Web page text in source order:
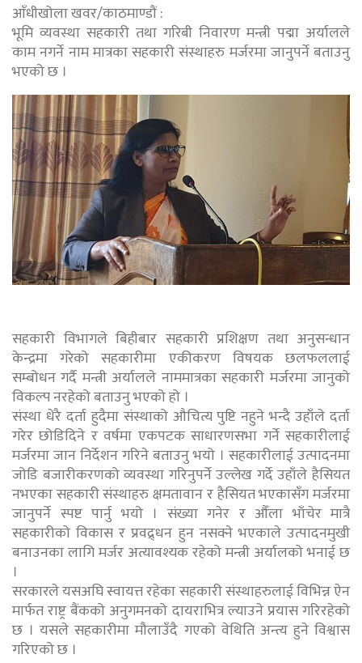
आँधीखोला खवर/काठमाण्डौं :
भूमि व्यवस्था सहकारी तथा गरिबी निवारण मन्त्री पद्मा अर्यालले
काम नगर्ने नाम मात्रका सहकारी संस्थाहरु मर्जरमा जानुपर्ने बताउनु
भएको छ ।
सहकारी विभागले बिहीबार सहकारी प्रशिक्षण तथा अनुसन्धान
केन्द्रमा गरेको सहकारीमा एकीकरण विषयक छलफललाई
सम्बोधन गर्दै मन्त्री अर्यालले नाममात्रका सहकारी मर्जरमा जानुको
विकल्प नरहेको बताउनु भएको हो ।
संस्था धेरै दर्ता हुदैमा संस्थाको औचित्य पुष्टि नहुने भन्दै उहाँले दर्ता
गरेर छोडिदिने र वर्षमा एकपटक साधारणसभा गर्ने सहकारीलाई
मर्जरमा जान निर्देशन गरिने बताउनु भयो । सहकारीलाई उत्पादनमा
जोडि बजारीकरणको व्यवस्था गरिनुपर्ने उल्लेख गर्दे उहाँले हैसियत
नभएका सहकारी संस्थाहरु क्षमतावान र हैसियत भएकासँग मर्जरमा
जानुपर्ने स्पष्ट पार्नु भयो । संख्या गनेर र औँला भाँचेर मात्रै
सहकारीको विकास र प्रवद्र्धन हुन नसक्ने भएकाले उत्पादनमुखी
बनाउनका लागि मर्जर अत्यावश्यक रहेको मन्त्री अर्यालको भनाई छ
।
सरकारले यसअघि स्वायत्त रहेका सहकारी संस्थाहरुलाई विभिन्न ऐन
मार्फत राष्ट्र बैंकको अनुगमनको दायराभित्र ल्याउने प्रयास गरिरहेको
छ । यसले सहकारीमा मौलाउँदै गएको वेथिति अन्त्य हुने विश्वास
गरिएको छ ।